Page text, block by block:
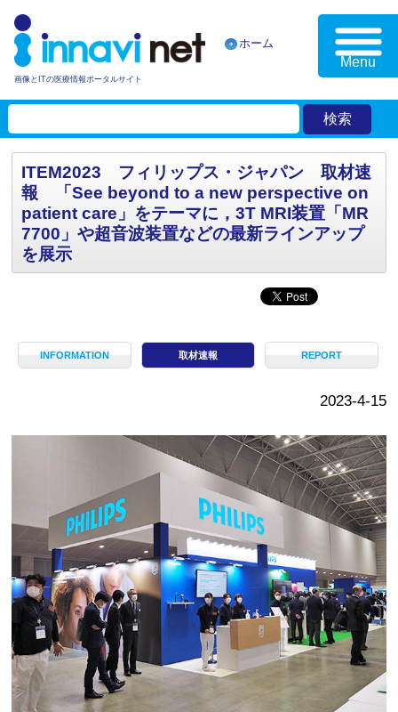
画像とITの医療情報ポータルサイト
ホーム
Menu
ITEM2023 フィリップス・ジャパン 取材速
報 「See beyond to a new perspective on
patient care」をテーマに，3T MRI装置「MR
7700」や超音波装置などの最新ラインアップ
を展示
INFORMATION 取材速報 REPORT
2023-4-15